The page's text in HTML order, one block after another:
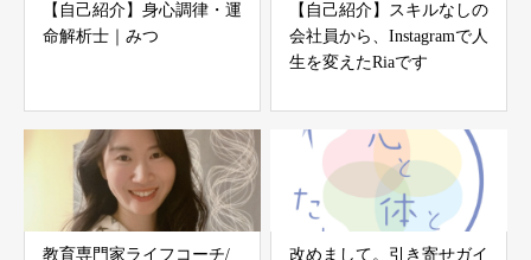
【自己紹介】身心調律・運
命解析士｜みつ
【自己紹介】スキルなしの
会社員から、Instagramで人
生を変えたRiaです
教育専門家ライフコーチ/
改めまして。引き寄せガイ